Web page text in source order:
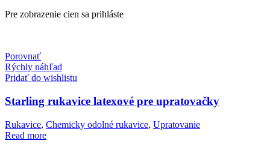
Pre zobrazenie cien sa prihláste
Porovnať
Rýchly náhľad
Pridať do wishlistu
Starling rukavice latexové pre upratovačky
Rukavice, Chemicky odolné rukavice, Upratovanie
Read more